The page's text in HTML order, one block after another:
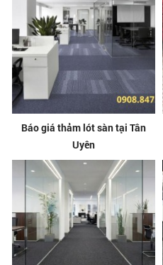
Báo giá thảm lót sàn tại Tân
Uyên